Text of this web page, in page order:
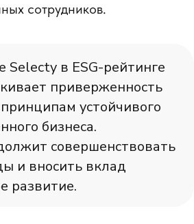
сотрудников.
Selecty в ESG-рейтинге
приверженность
устойчивого
бизнеса.
совершенствовать
и вносить вклад
развитие.